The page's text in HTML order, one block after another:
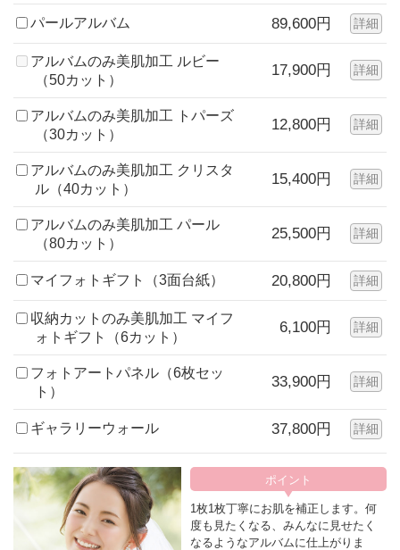
パールアルバム 89,600円 詳細
アルバムのみ美肌加工 ルビー
（50カット）
17,900円 詳細
アルバムのみ美肌加工 トパーズ
（30カット）
12,800円 詳細
アルバムのみ美肌加工 クリスタ
ル（40カット）
15,400円 詳細
アルバムのみ美肌加工 パール
（80カット）
25,500円 詳細
マイフォトギフト（3面台紙） 20,800円 詳細
収納カットのみ美肌加工 マイフ
ォトギフト（6カット）
6,100円 詳細
フォトアートパネル（6枚セッ
ト）
33,900円 詳細
ギャラリーウォール 37,800円 詳細
1枚1枚丁寧にお肌を補正します。何
度も見たくなる、みんなに見せたく
なるようなアルバムに仕上がりま